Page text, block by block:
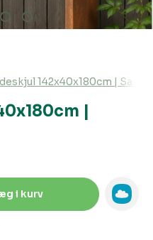
|
142x40x180cm |
den
i kurv